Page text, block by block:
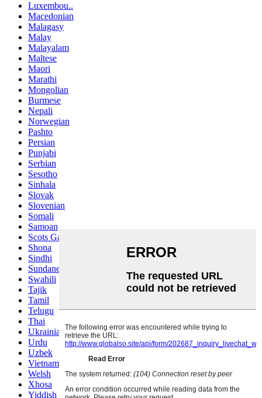
Luxembou..
Macedonian
Malagasy
Malay
Malayalam
Maltese
Maori
Marathi
Mongolian
Burmese
Nepali
Norwegian
Pashto
Persian
Punjabi
Serbian
Sesotho
Sinhala
Slovak
Slovenian
Somali
Samoan
Scots Gaelic
Shona
Sindhi
Sundanese
Swahili
Tajik
Tamil
Telugu
Thai
Ukrainian
Urdu
Uzbek
Vietnamese
Welsh
Xhosa
Yiddish